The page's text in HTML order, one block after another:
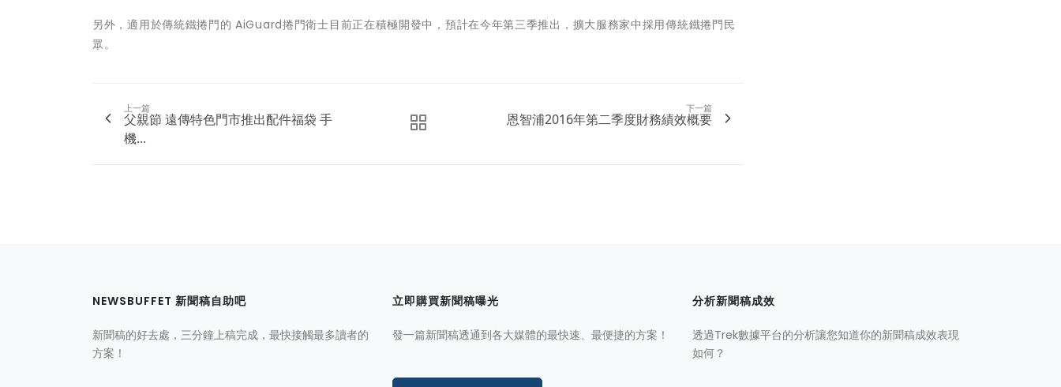
另外，適用於傳統鐵捲門的 AiGuard捲門衛士目前正在積極開發中，預計在今年第三季推出，擴大服務家中採用傳統鐵捲門民
眾。
上一篇
父親節 遠傳特色門市推出配件福袋 手
機...
下一篇
恩智浦2016年第二季度財務績效概要
NEWSBUFFET 新聞稿自助吧
新聞稿的好去處，三分鐘上稿完成，最快接觸最多讀者的
方案！
立即購買新聞稿曝光
發一篇新聞稿透通到各大媒體的最快速、最便捷的方案！
分析新聞稿成效
透過Trek數據平台的分析讓您知道你的新聞稿成效表現
如何？